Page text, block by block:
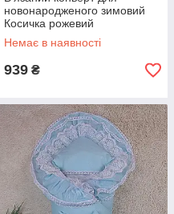
новонародженого зимовий
Косичка рожевий
Немає в наявності
939 ₴